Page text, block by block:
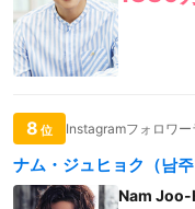
8 位 Instagramフォロワ
ナム・ジュヒョク（남
Nam